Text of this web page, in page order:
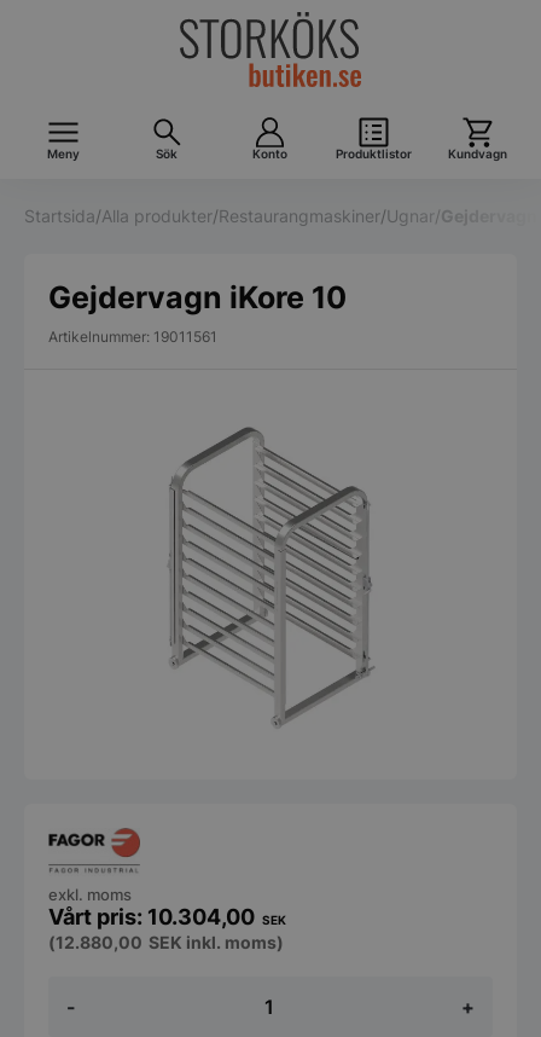
Meny Sök Konto Produktlistor Kundvagn
Startsida/Alla produkter/Restaurangmaskiner/Ugnar/Gejdervagn
Gejdervagn iKore 10
Artikelnummer: 19011561
-
iKore
+
10.304,00 SEK
exkl. moms
(12.880,00 SEK inkl. moms)